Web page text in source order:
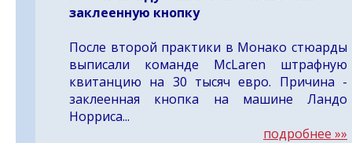
заклеенную кнопку
После второй практики в Монако стюарды
выписали команде McLaren штрафную
квитанцию на 30 тысяч евро. Причина -
заклеенная кнопка на машине Ландо
Норриса...
подробнее »»